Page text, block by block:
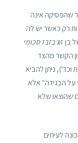
שהפסיקה אינה
רק כאשר יש לה
בן זוגבזבז סכומי
הקשר מהצד
וכד'), ניתן להביא
על הבגידה" אלא
שהוצאו שלא
לעיתים